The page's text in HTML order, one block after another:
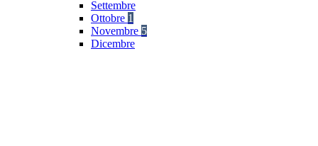
Settembre
Ottobre 1
Novembre 5
Dicembre